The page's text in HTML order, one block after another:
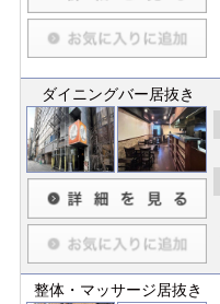
ダイニングバー居抜き
整体・マッサージ居抜き